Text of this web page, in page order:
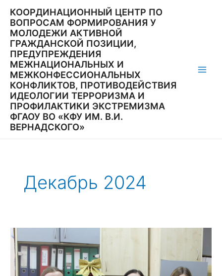
содержимому
КООРДИНАЦИОННЫЙ ЦЕНТР ПО
ВОПРОСАМ ФОРМИРОВАНИЯ У
МОЛОДЕЖИ АКТИВНОЙ
ГРАЖДАНСКОЙ ПОЗИЦИИ,
ПРЕДУПРЕЖДЕНИЯ
МЕЖНАЦИОНАЛЬНЫХ И
МЕЖКОНФЕССИОНАЛЬНЫХ
КОНФЛИКТОВ, ПРОТИВОДЕЙСТВИЯ
ИДЕОЛОГИИ ТЕРРОРИЗМА И
ПРОФИЛАКТИКИ ЭКСТРЕМИЗМА
ФГАОУ ВО «КФУ ИМ. В.И.
ВЕРНАДСКОГО»
Декабрь 2024